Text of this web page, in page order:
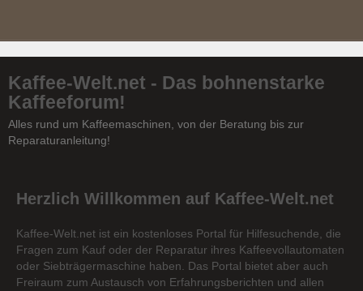
Kaffee-Welt.net - Das bohnenstarke
Kaffeeforum!
Alles rund um Kaffeemaschinen, von der Beratung bis zur
Reparaturanleitung!
Herzlich Willkommen auf Kaffee-Welt.net
Kaffee-Welt.net ist ein kostenloses Portal für Hilfesuchende, die
Fragen zum Kauf oder der Reparatur ihres Kaffeevollautomaten
oder Siebträgermaschine haben. Das Portal bietet aber auch
Freiraum zum Austausch von Erfahrungsberichten und allen